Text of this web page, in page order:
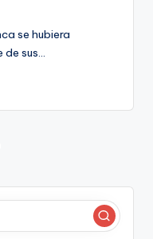
se hubiera
de sus…